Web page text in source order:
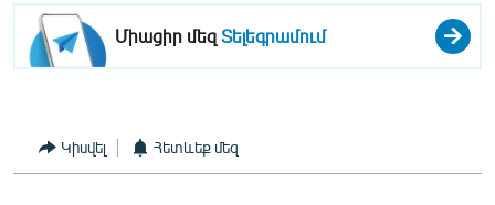
Միացիր մեզՏելեգրամում
Կիսվել Հետևեք մեզ